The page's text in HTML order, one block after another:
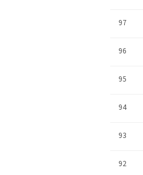
97
96
95
94
93
92